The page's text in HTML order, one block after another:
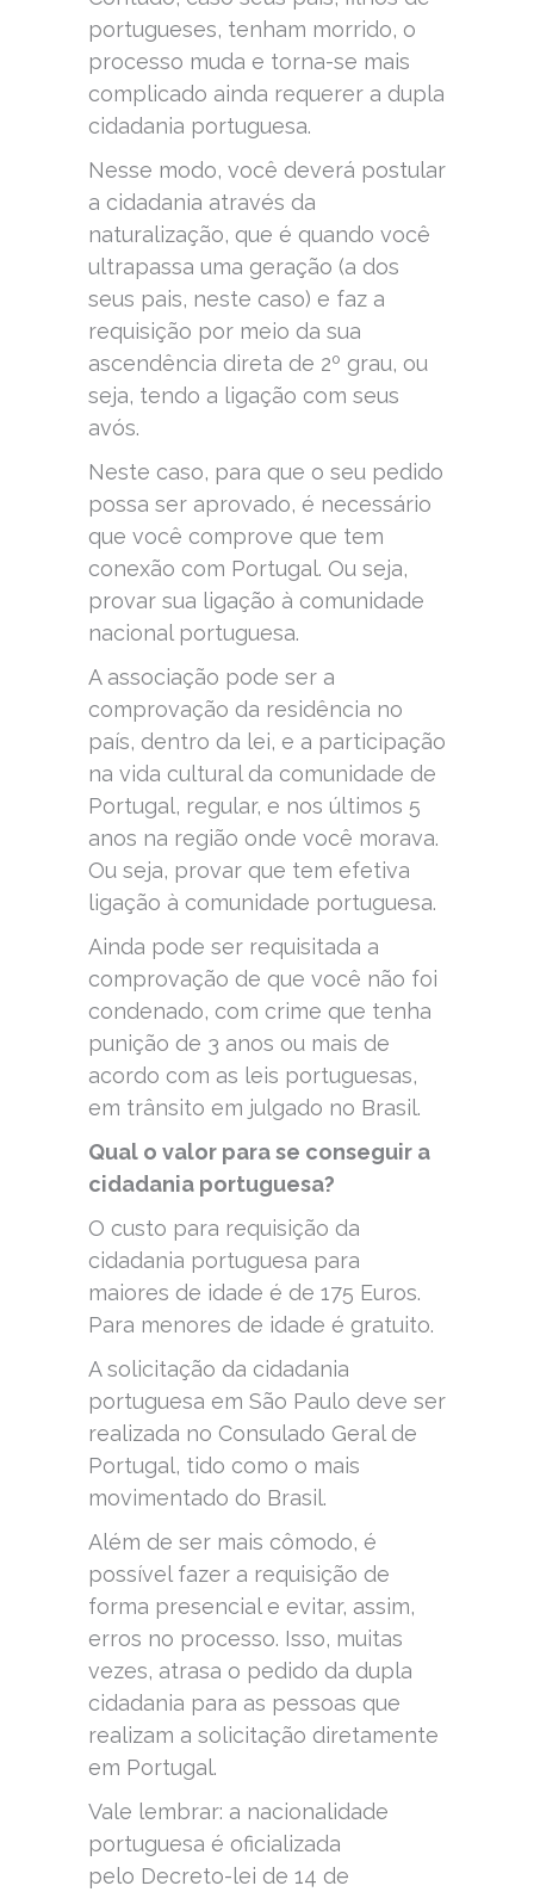
portugueses, tenham morrido, o
processo muda e torna-se mais
complicado ainda requerer a dupla
cidadania portuguesa.
Nesse modo, você deverá postular
a cidadania através da
naturalização, que é quando você
ultrapassa uma geração (a dos
seus pais, neste caso) e faz a
requisição por meio da sua
ascendência direta de 2º grau, ou
seja, tendo a ligação com seus
avós.
Neste caso, para que o seu pedido
possa ser aprovado, é necessário
que você comprove que tem
conexão com Portugal. Ou seja,
provar sua ligação à comunidade
nacional portuguesa.
A associação pode ser a
comprovação da residência no
país, dentro da lei, e a participação
na vida cultural da comunidade de
Portugal, regular, e nos últimos 5
anos na região onde você morava.
Ou seja, provar que tem efetiva
ligação à comunidade portuguesa.
Ainda pode ser requisitada a
comprovação de que você não foi
condenado, com crime que tenha
punição de 3 anos ou mais de
acordo com as leis portuguesas,
em trânsito em julgado no Brasil.
Qual o valor para se conseguir a
cidadania portuguesa?
O custo para requisição da
cidadania portuguesa para
maiores de idade é de 175 Euros.
Para menores de idade é gratuito.
A solicitação da cidadania
portuguesa em São Paulo deve ser
realizada no Consulado Geral de
Portugal, tido como o mais
movimentado do Brasil.
Além de ser mais cômodo, é
possível fazer a requisição de
forma presencial e evitar, assim,
erros no processo. Isso, muitas
vezes, atrasa o pedido da dupla
cidadania para as pessoas que
realizam a solicitação diretamente
em Portugal.
Vale lembrar: a nacionalidade
portuguesa é oficializada
pelo Decreto-lei de 14 de